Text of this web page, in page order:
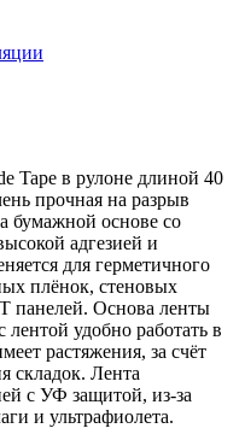
Tape в рулоне длиной 40
прочная на разрыв
бумажной основе со
адгезией и
для герметичного
плёнок, стеновых
панелей. Основа ленты
лентой удобно работать в
растяжения, за счёт
складок. Лента
с УФ защитой, из-за
и ультрафиолета.